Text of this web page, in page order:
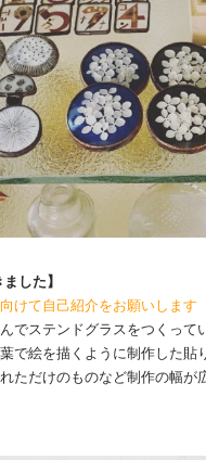
した】
けて自己紹介をお願いします
でステンドグラスをつくっ
で絵を描くように制作した
ただけのものなど制作の幅が